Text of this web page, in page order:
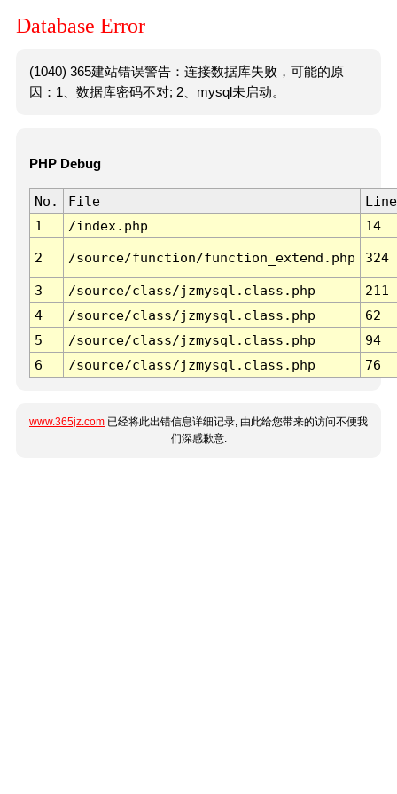
Database Error
(1040) 365建站错误警告：连接数据库失败，可能的原
因：1、数据库密码不对; 2、mysql未启动。
PHP Debug
No. File
Line
1
/index.php 14
2 /source/function/function_extend.php 324
3 /source/class/jzmysql.class.php
211
4
/source/class/jzmysql.class.php
62
5
/source/class/jzmysql.class.php
94
6
/source/class/jzmysql.class.php 76
www.365jz.com 已经将此出错信息详细记录, 由此给您带来的访问不便我
们深感歉意.